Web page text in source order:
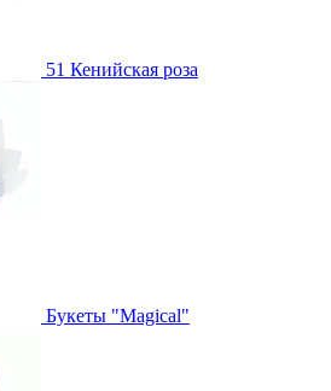
51 Кенийская роза
Букеты "Magical"